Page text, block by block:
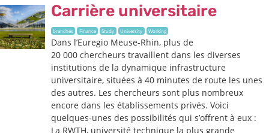
Carrière universitaire
branches Finance Study University Working
Dans l’Euregio Meuse-Rhin, plus de
20 000 chercheurs travaillent dans les diverses
institutions de la dynamique infrastructure
universitaire, situées à 40 minutes de route les unes
des autres. Les chercheurs sont plus nombreux
encore dans les établissements privés. Voici
quelques-unes des possibilités qui s’offrent à eux :
La RWTH, université technique la plus grande